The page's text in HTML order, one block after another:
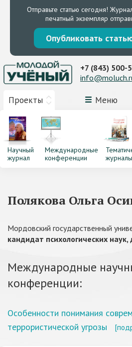
Отправьте статью сегодня!
печатный экземпляр
Опубликовать
Проекты Меню
+7 (843) 500-
Научный
журнал
Международные
конференции
журналы
Полякова Ольга
Мордовский государственный
кандидат психологических наук,
Международные
конференции:
Особенности понимания
террористической угрозы